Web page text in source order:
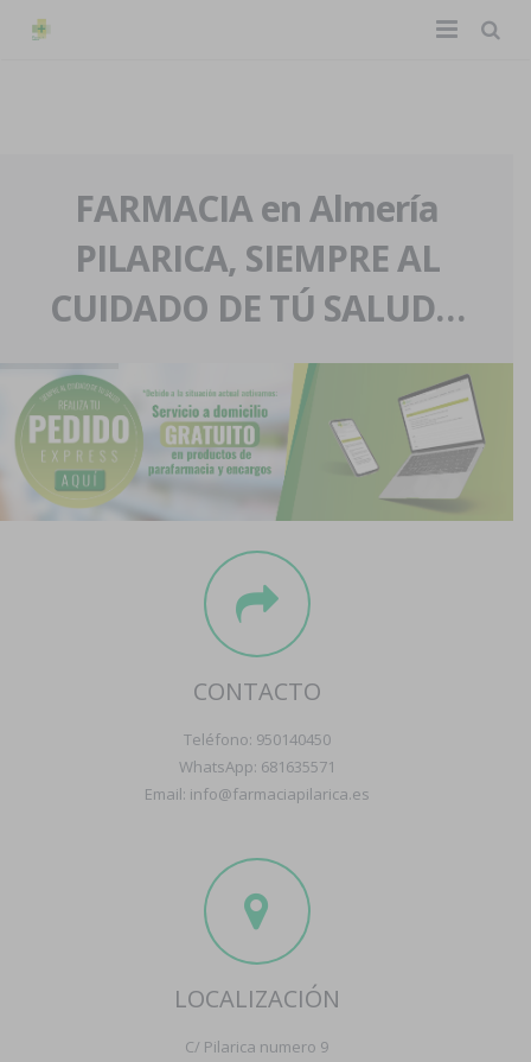
La farmacia
Nuestra historia
Nuestro equipo
Eventos
Servicios y reservas
Pedidos express
Blog
Contacto
Boletín
FARMACIA en Almería
PILARICA, SIEMPRE AL
CUIDADO DE TÚ SALUD…
CONTACTO
Teléfono: 950140450
WhatsApp: 681635571
Email: info@farmaciapilarica.es
LOCALIZACIÓN
C/ Pilarica numero 9